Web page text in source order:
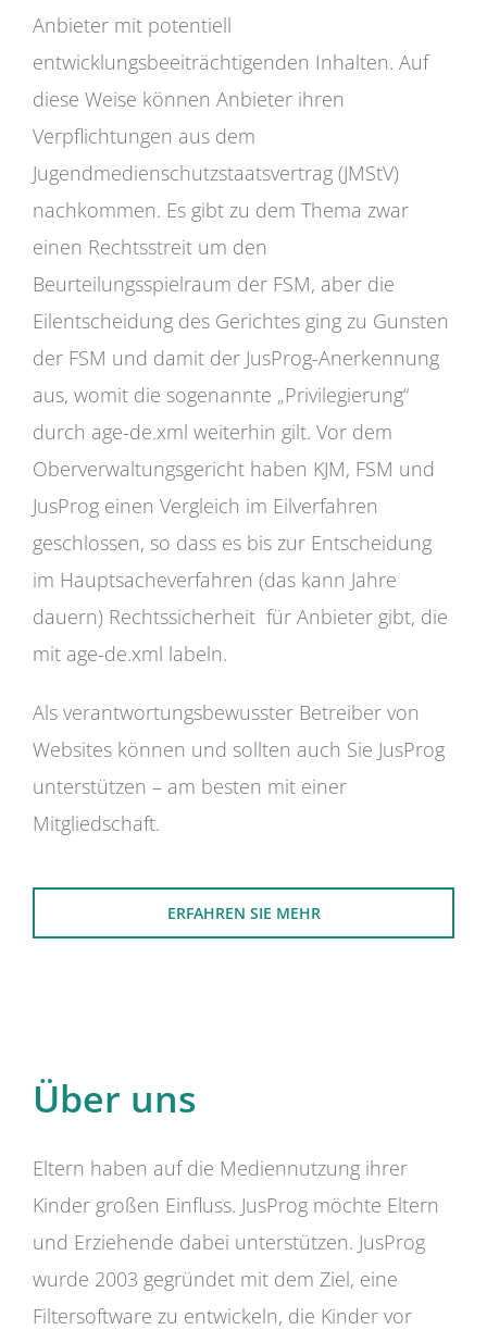
Anbieter mit potentiell
entwicklungsbeeiträchtigenden Inhalten. Auf
diese Weise können Anbieter ihren
Verpflichtungen aus dem
Jugendmedienschutzstaatsvertrag (JMStV)
nachkommen. Es gibt zu dem Thema zwar
einen Rechtsstreit um den
Beurteilungsspielraum der FSM, aber die
Eilentscheidung des Gerichtes ging zu Gunsten
der FSM und damit der JusProg-Anerkennung
aus, womit die sogenannte „Privilegierung“
durch age-de.xml weiterhin gilt. Vor dem
Oberverwaltungsgericht haben KJM, FSM und
JusProg einen Vergleich im Eilverfahren
geschlossen, so dass es bis zur Entscheidung
im Hauptsacheverfahren (das kann Jahre
dauern) Rechtssicherheit für Anbieter gibt, die
mit age-de.xml labeln.
Als verantwortungsbewusster Betreiber von
Websites können und sollten auch Sie JusProg
unterstützen – am besten mit einer
Mitgliedschaft.
ERFAHREN SIE MEHR
Über uns
Eltern haben auf die Mediennutzung ihrer
Kinder großen Einfluss. JusProg möchte Eltern
und Erziehende dabei unterstützen. JusProg
wurde 2003 gegründet mit dem Ziel, eine
Filtersoftware zu entwickeln, die Kinder vor